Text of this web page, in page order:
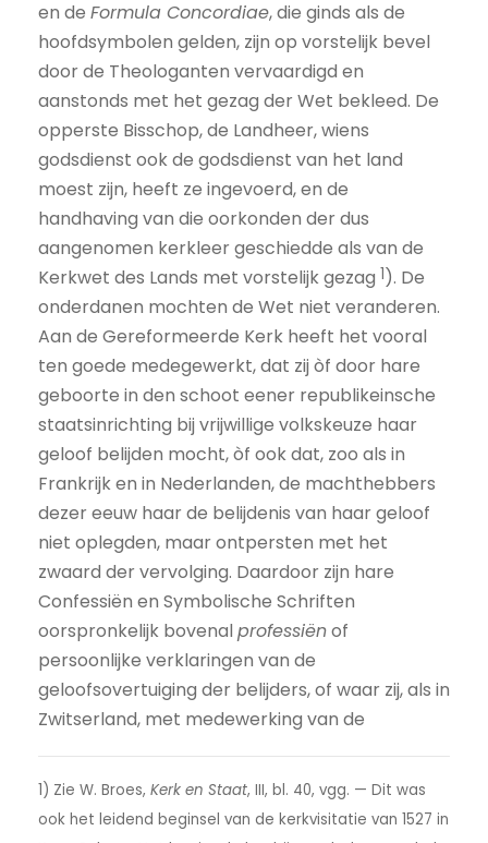
en de Formula Concordiae, die ginds als de
hoofdsymbolen gelden, zijn op vorstelijk bevel
door de Theologanten vervaardigd en
aanstonds met het gezag der Wet bekleed. De
opperste Bisschop, de Landheer, wiens
godsdienst ook de godsdienst van het land
moest zijn, heeft ze ingevoerd, en de
handhaving van die oorkonden der dus
aangenomen kerkleer geschiedde als van de
Kerkwet des Lands met vorstelijk gezag 1). De
onderdanen mochten de Wet niet veranderen.
Aan de Gereformeerde Kerk heeft het vooral
ten goede medegewerkt, dat zij òf door hare
geboorte in den schoot eener republikeinsche
staatsinrichting bij vrijwillige volkskeuze haar
geloof belijden mocht, òf ook dat, zoo als in
Frankrijk en in Nederlanden, de machthebbers
dezer eeuw haar de belijdenis van haar geloof
niet oplegden, maar ontpersten met het
zwaard der vervolging. Daardoor zijn hare
Confessiën en Symbolische Schriften
oorspronkelijk bovenal professiënof
persoonlijke verklaringen van de
geloofsovertuiging der belijders, of waar zij, als in
Zwitserland, met medewerking van de
1) Zie W. Broes, Kerk en Staat, III, bl. 40, vgg. — Dit was
ook het leidend beginsel van de kerkvisitatie van 1527 in